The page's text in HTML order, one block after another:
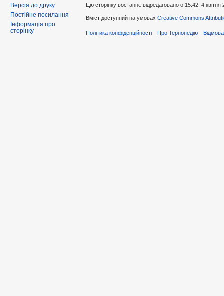
Версія до друку
Постійне посилання
Інформація про
сторінку
Цю сторінку востаннє відредаговано о 15:42, 4 квітня
Вміст доступний на умовах Creative Commons
Політика конфіденційності Про Тернопедію